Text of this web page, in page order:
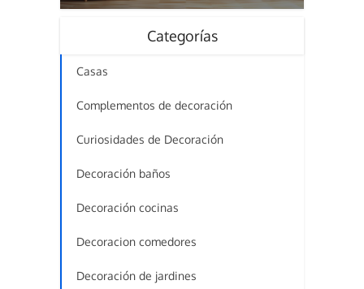
Categorías
Casas
Complementos de decoración
Curiosidades de Decoración
Decoración baños
Decoración cocinas
Decoracion comedores
Decoración de jardines